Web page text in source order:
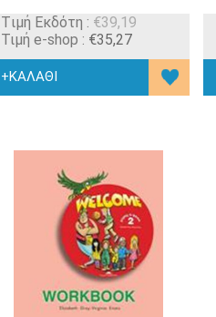
Tιμή Εκδότη : €39,19
Τιμή e-shop : €35,27